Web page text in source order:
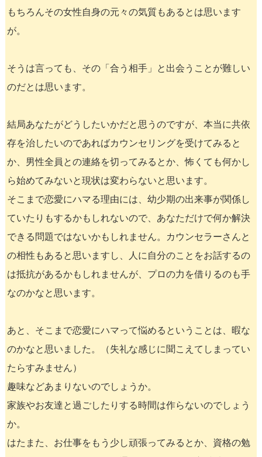
もちろんその女性自身の元々の気質もあるとは思います
が。
そうは言っても、その「合う相手」と出会うことが難しい
のだとは思います。
結局あなたがどうしたいかだと思うのですが、本当に共依
存を治したいのであればカウンセリングを受けてみると
か、男性全員との連絡を切ってみるとか、怖くても何かし
ら始めてみないと現状は変わらないと思います。
そこまで恋愛にハマる理由には、幼少期の出来事が関係し
ていたりもするかもしれないので、あなただけで何か解決
できる問題ではないかもしれません。カウンセラーさんと
の相性もあると思いますし、人に自分のことをお話するの
は抵抗があるかもしれませんが、プロの力を借りるのも手
なのかなと思います。
あと、そこまで恋愛にハマって悩めるということは、暇な
のかなと思いました。（失礼な感じに聞こえてしまってい
たらすみません）
趣味などあまりないのでしょうか。
家族やお友達と過ごしたりする時間は作らないのでしょう
か。
はたまた、お仕事をもう少し頑張ってみるとか、資格の勉